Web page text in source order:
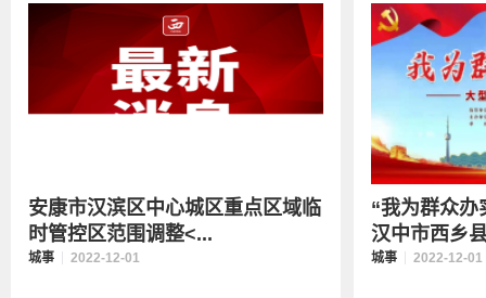
安康市汉滨区中心城区重点区域临
时管控区范围调整<...
城事 2022-12-01
“我为群众办
汉中市西乡
城事 2022-12-01